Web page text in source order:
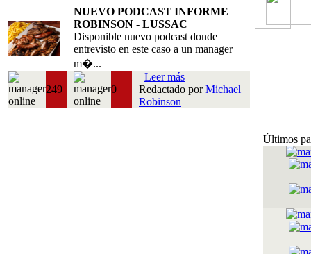
NUEVO PODCAST INFORME
ROBINSON - LUSSAC
Disponible nuevo podcast donde
entrevisto en este caso a un manager
m�...
249 0
Leer más
Redactado porMichael
Robinson
Últimos